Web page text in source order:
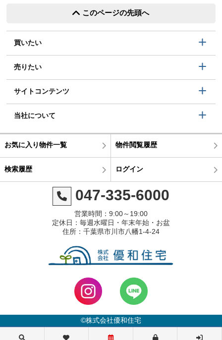
このページの先頭へ
買いたい
売りたい
サイトコンテンツ
当社について
お気に入り物件一覧 物件閲覧履歴
検索履歴 ログイン
047-335-6000
営業時間：9:00～19:00
定休日：毎週水曜日・年末年始・お盆
住所：千葉県市川市八幡1-4-24
©株式会社優和住宅